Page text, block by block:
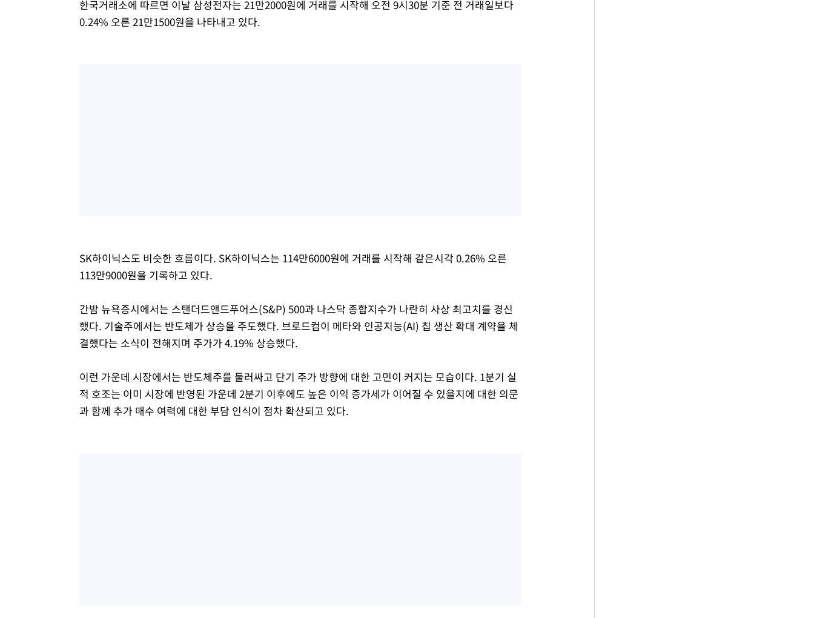
한국거래소에 따르면 이날 삼성전자는 21만2000원에 거래를 시작해 오전 9시30분 기준 전 거래일보다
0.24% 오른 21만1500원을 나타내고 있다.
SK하이닉스도 비슷한 흐름이다. SK하이닉스는 114만6000원에 거래를 시작해 같은시각 0.26% 오른
113만9000원을 기록하고 있다.
간밤 뉴욕증시에서는 스탠더드앤드푸어스(S&P) 500과 나스닥 종합지수가 나란히 사상 최고치를 경신
했다. 기술주에서는 반도체가 상승을 주도했다. 브로드컴이 메타와 인공지능(AI) 칩 생산 확대 계약을 체
결했다는 소식이 전해지며 주가가 4.19% 상승했다.
이런 가운데 시장에서는 반도체주를 둘러싸고 단기 주가 방향에 대한 고민이 커지는 모습이다. 1분기 실
적 호조는 이미 시장에 반영된 가운데 2분기 이후에도 높은 이익 증가세가 이어질 수 있을지에 대한 의문
과 함께 추가 매수 여력에 대한 부담 인식이 점차 확산되고 있다.